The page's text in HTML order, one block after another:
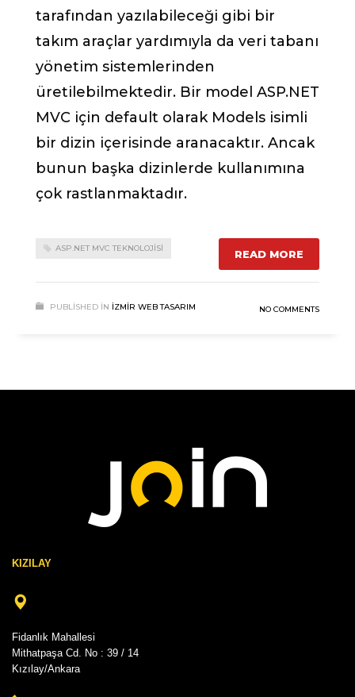
tarafından yazılabileceği gibi bir
takım araçlar yardımıyla da veri tabanı
yönetim sistemlerinden
üretilebilmektedir. Bir model ASP.NET
MVC için default olarak Models isimli
bir dizin içerisinde aranacaktır. Ancak
bunun başka dizinlerde kullanımına
çok rastlanmaktadır.
ASP.NET MVC TEKNOLOJISI READ MORE
PUBLISHED IN İZMIR WEB TASARIM NO COMMENTS
KIZILAY
Fidanlık Mahallesi
Mithatpaşa Cd. No : 39 / 14
Kızılay/Ankara